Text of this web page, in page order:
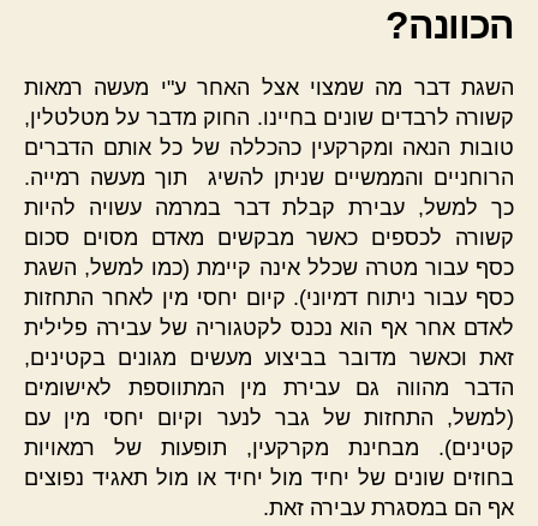
הכוונה?
השגת דבר מה שמצוי אצל האחר ע"י מעשה רמאות
קשורה לרבדים שונים בחיינו. החוק מדבר על מטלטלין,
טובות הנאה ומקרקעין כהכללה של כל אותם הדברים
הרוחניים והממשיים שניתן להשיג תוך מעשה רמייה.
כך למשל, עבירת קבלת דבר במרמה עשויה להיות
קשורה לכספים כאשר מבקשים מאדם מסוים סכום
כסף עבור מטרה שכלל אינה קיימת (כמו למשל, השגת
כסף עבור ניתוח דמיוני). קיום יחסי מין לאחר התחזות
לאדם אחר אף הוא נכנס לקטגוריה של עבירה פלילית
זאת וכאשר מדובר בביצוע מעשים מגונים בקטינים,
הדבר מהווה גם עבירת מין המתווספת לאישומים
(למשל, התחזות של גבר לנער וקיום יחסי מין עם
קטינים). מבחינת מקרקעין, תופעות של רמאויות
בחוזים שונים של יחיד מול יחיד או מול תאגיד נפוצים
אף הם במסגרת עבירה זאת.